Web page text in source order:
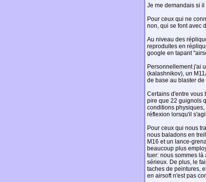
Je me demandais si
Pour ceux qui ne
non, qui se font avec
Au niveau des
reproduites en
google en tapant
Personnellement j'ai
(kalashnikov), un
de base au blaster
Certains d'entre vous
pire que 22 guignols
conditions
réflexion lorsqu'il
Pour ceux qui nous
nous baladons en
M16 et un lance-
beaucoup plus
tuer: nous sommes là
sérieux. De plus, le
taches de peintures,
en airsoft n'est pas